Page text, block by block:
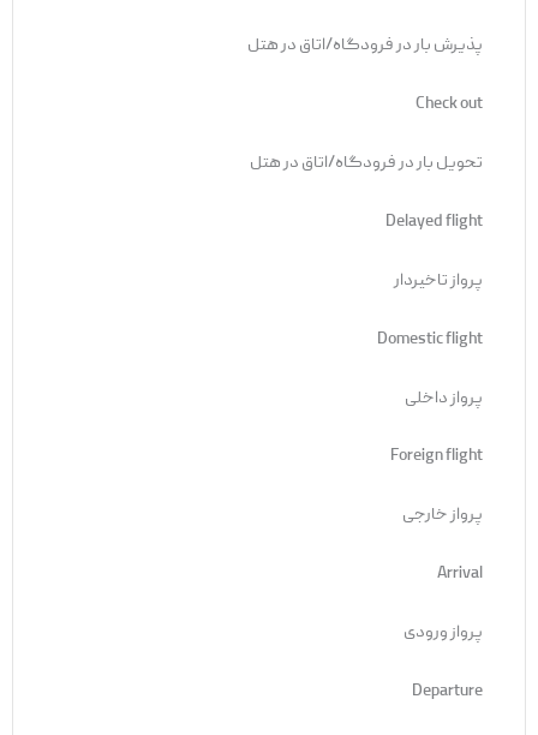
پذیرش بار در فرودگاه/اتاق در هتل
Check out
تحویل بار در فرودگاه/اتاق در هتل
Delayed flight
پرواز تاخیردار
Domestic flight
پرواز داخلی
Foreign flight
پرواز خارجی
Arrival
پرواز ورودی
Departure